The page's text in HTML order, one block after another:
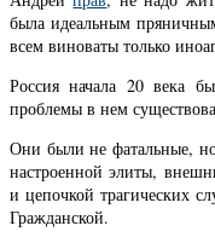
была идеальным
всем виноваты только
Россия начала 20 века
проблемы в нем
Они были не фатальные, но
настроенной элиты,
и цепочкой трагических
Гражданской.